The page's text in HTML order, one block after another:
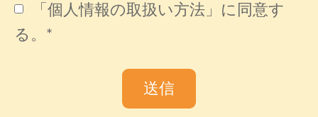
「個人情報の取扱い方法」に同意す
る。 *